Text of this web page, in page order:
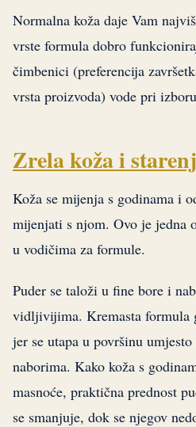
Normalna koža daje Vam
vrste formula dobro
čimbenici (preferencija
vrsta proizvoda) vode pri
Zrela koža i
Koža se mijenja s godinama i
mijenjati s njom. Ovo je jedna
u vodičima za formule.
Puder se taloži u fine bore i
vidljivijima. Kremasta formula
jer se utapa u površinu
naborima. Kako koža s
masnoće, praktična prednost
se smanjuje, dok se njegov